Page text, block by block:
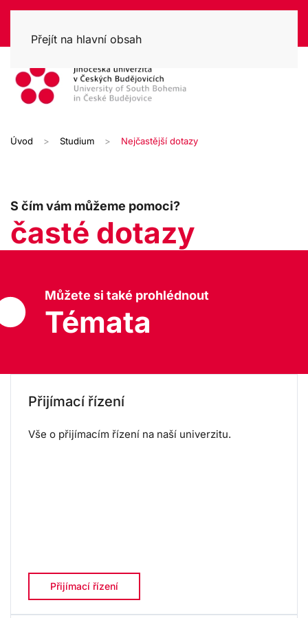
Přejít na hlavní obsah
Úvod Studium Nejčastější dotazy
S čím vám můžeme pomoci?
časté dotazy
Můžete si také prohlédnout
Témata
Přijímací řízení
Vše o přijímacím řízení na naší univerzitu.
Přijímací řízení